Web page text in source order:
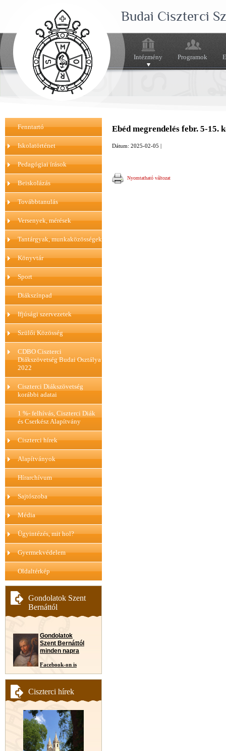
Budai Ciszterci
Intézmény Programok
Fenntartó
Iskolatörténet
Pedagógiai írások
Beiskolázás
Továbbtanulás
Versenyek, mérések
Tantárgyak, munkaközösségek
Könyvtár
Sport
Diákszínpad
Ifjúsági szervezetek
Szülői Közösség
CDBO Ciszterci
Diákszövetség Budai Osztálya
2022
Ciszterci Diákszövetség
korábbi adatai
1 %- felhívás, Ciszterci Diák
és Cserkész Alapítvány
Ciszterci hírek
Alapítványok
Hírarchívum
Sajtószoba
Média
Ügyintézés, mit hol?
Gyermekvédelem
Oldaltérkép
Gondolatok Szent
Bernáttól
Gondolatok
Szent Bernáttól
minden napra
Facebook-on is
Ciszterci hírek
Ebéd megrendelés febr. 5-15.
Dátum: 2025-02-05 |
Nyomtatható változat